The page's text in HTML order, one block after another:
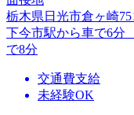
栃木県日光市倉ヶ崎
下今市駅から車で6
で8分
交通費支給
未経験OK